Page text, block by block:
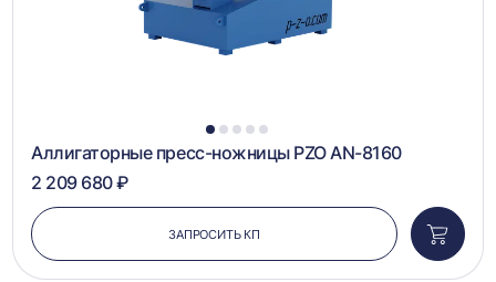
1 2 3 4 5
Аллигаторные пресс-ножницы PZO AN-8160
2 209 680 ₽
ЗАПРОСИТЬ КП
в